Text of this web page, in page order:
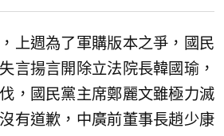
上週為了軍購版本之爭，國民
言揚言開除立法院長韓國瑜，
，國民黨主席鄭麗文雖極力滅
有道歉，中廣前董事長趙少康